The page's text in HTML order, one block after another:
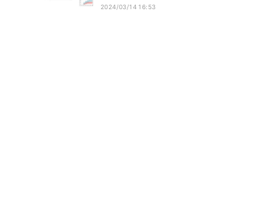
2024/03/14 16:53